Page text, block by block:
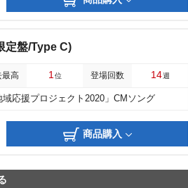
定盤/Type C)
最高 1 位 登場回数 14週
応援プロジェクト2020」CMソング
商品購入